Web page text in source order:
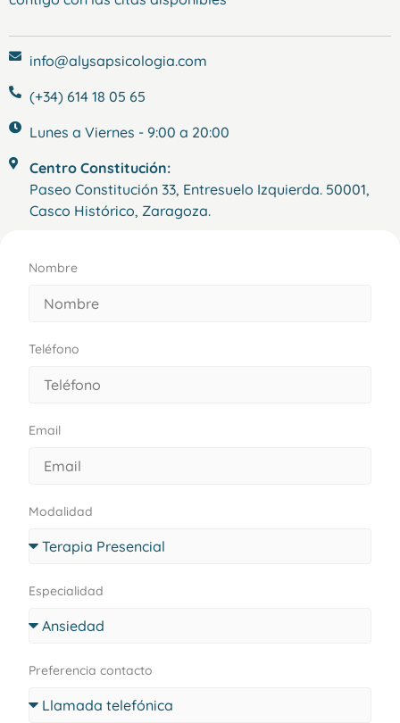
info@alysapsicologia.com
(+34) 614 18 05 65
Lunes a Viernes - 9:00 a 20:00
Centro Constitución:
Paseo Constitución 33, Entresuelo Izquierda. 50001,
Casco Histórico, Zaragoza.
Nombre
Teléfono
Email
Modalidad
Especialidad
Preferencia contacto